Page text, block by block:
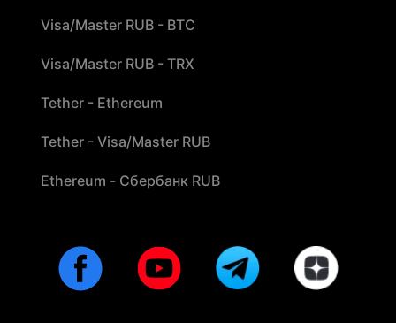
Visa/Master RUB - BTC
Visa/Master RUB - TRX
Tether - Ethereum
Tether - Visa/Master RUB
Ethereum - Сбербанк RUB